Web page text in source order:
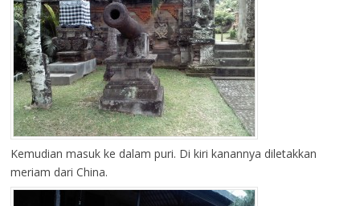
Kemudian masuk ke dalam puri. Di kiri kanannya diletakkan
meriam dari China.